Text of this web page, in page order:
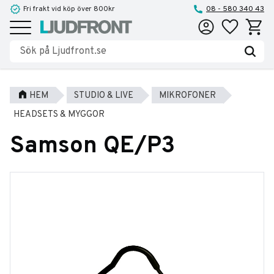
Meny
Fri frakt vid köp över 800kr 08 - 580 340 43
Favoriter
HEM STUDIO & LIVE
MIKROFONER
HEADSETS & MYGGOR
Samson QE/P3